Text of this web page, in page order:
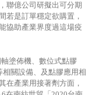
聯億公司研擬出可分期
若是訂單穩定欲購置，
協助產業界度過這場疫
塗佈機、數位式點膠
關設備、及點膠應用相
在產業用接著劑方面，